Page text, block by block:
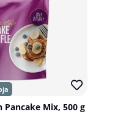
Mix, 500 g